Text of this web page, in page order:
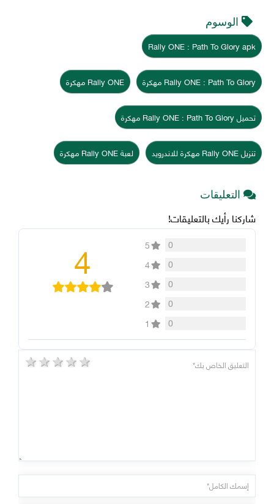
الوسوم
Rally ONE : Path To Glory apk
Rally ONE : Path To Glory مهكرة Rally ONE مهكرة
تحميل Rally ONE : Path To Glory مهكرة
تنزيل Rally ONE مهكرة للاندرويد لعبة Rally ONE مهكرة
التعليقات
شاركنا رأيك بالتعليقات!
0
5
0
4
0
3
0
2
0
1
4
5 stars 4 stars 3 stars 2 stars 1 star